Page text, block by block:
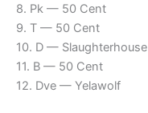
8. Pk — 50 Cent
9. T — 50 Cent
10. D — Slaughterhouse
11. B — 50 Cent
12. Dve — Yelawolf